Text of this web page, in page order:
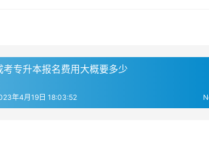
考专升本报名费用大概要多少
年4月19日 18:03:52